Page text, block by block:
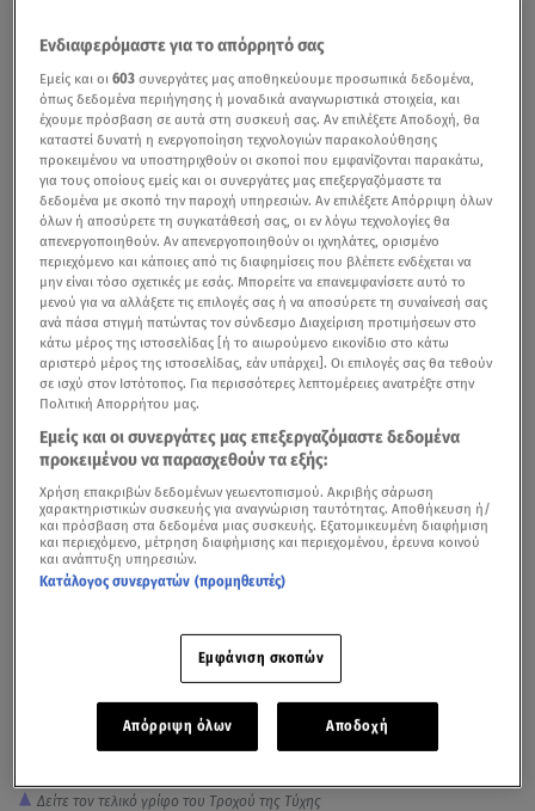
Δείτε τον τελικό γρίφο του Τροχού της Τύχης
Ενδιαφερόμαστε για το απόρρητό σας
Εμείς και οι603 συνεργάτες μας αποθηκεύουμε προσωπικά δεδομένα,
όπως δεδομένα περιήγησης ή μοναδικά αναγνωριστικά στοιχεία, και
έχουμε πρόσβαση σε αυτά στη συσκευή σας. Αν επιλέξετε Αποδοχή, θα
καταστεί δυνατή η ενεργοποίηση τεχνολογιών παρακολούθησης
προκειμένου να υποστηριχθούν οι σκοποί που εμφανίζονται παρακάτω,
για τους οποίους εμείς και οι συνεργάτες μας επεξεργαζόμαστε τα
δεδομένα με σκοπό την παροχή υπηρεσιών. Αν επιλέξετε Απόρριψη όλων
όλων ή αποσύρετε τη συγκατάθεσή σας, οι εν λόγω τεχνολογίες θα
απενεργοποιηθούν. Αν απενεργοποιηθούν οι ιχνηλάτες, ορισμένο
περιεχόμενο και κάποιες από τις διαφημίσεις που βλέπετε ενδέχεται να
μην είναι τόσο σχετικές με εσάς. Μπορείτε να επανεμφανίσετε αυτό το
μενού για να αλλάξετε τις επιλογές σας ή να αποσύρετε τη συναίνεσή σας
ανά πάσα στιγμή πατώντας τον σύνδεσμο Διαχείριση προτιμήσεων στο
κάτω μέρος της ιστοσελίδας [ή το αιωρούμενο εικονίδιο στο κάτω
αριστερό μέρος της ιστοσελίδας, εάν υπάρχει]. Οι επιλογές σας θα τεθούν
σε ισχύ στον Ιστότοπος. Για περισσότερες λεπτομέρειες ανατρέξτε στην
Πολιτική Απορρήτου μας.
Εμείς και οι συνεργάτες μας επεξεργαζόμαστε δεδομένα
προκειμένου να παρασχεθούν τα εξής:
Χρήση επακριβών δεδομένων γεωεντοπισμού. Ακριβής σάρωση
χαρακτηριστικών συσκευής για αναγνώριση ταυτότητας. Αποθήκευση ή/
και πρόσβαση στα δεδομένα μιας συσκευής. Εξατομικευμένη διαφήμιση
και περιεχόμενο, μέτρηση διαφήμισης και περιεχομένου, έρευνα κοινού
και ανάπτυξη υπηρεσιών.
Κατάλογος συνεργατών (προμηθευτές)
Εμφάνιση σκοπών
Απόρριψη όλων Αποδοχή